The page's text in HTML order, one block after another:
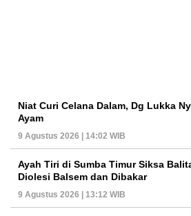
Niat Curi Celana Dalam, Dg Lukka
Ayam
9 Agustus 2026 | 14:02 WIB
Ayah Tiri di Sumba Timur Siksa
Diolesi Balsem dan Dibakar
9 Agustus 2026 | 13:12 WIB